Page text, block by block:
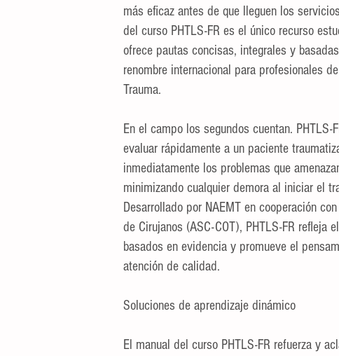
más eficaz antes de que lleguen los
del curso PHTLS-FR es el único recurso
ofrece pautas concisas, integrales y
renombre internacional para profesionales
Trauma.
En el campo los segundos cuentan.
evaluar rápidamente a un paciente
inmediatamente los problemas que
minimizando cualquier demora al iniciar el
Desarrollado por NAEMT en cooperación
de Cirujanos (ASC-COT), PHTLS-FR refleja
basados ​​en evidencia y promueve el
atención de calidad.
Soluciones de aprendizaje dinámico
El manual del curso PHTLS-FR refuerza y